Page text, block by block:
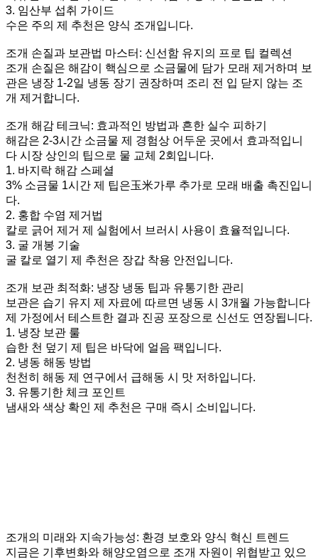
3. 임산부 섭취 가이드
수은 주의 제 추천은 양식 조개입니다.
조개 손질과 보관법 마스터: 신선함 유지의 프로 팁 컬렉션
조개 손질은 해감이 핵심으로 소금물에 담가 모래 제거하며 보
관은 냉장 1-2일 냉동 장기 권장하며 조리 전 입 닫지 않는 조
개 제거합니다.
조개 해감 테크닉: 효과적인 방법과 흔한 실수 피하기
해감은 2-3시간 소금물 제 경험상 어두운 곳에서 효과적입니
다 시장 상인의 팁으로 물 교체 2회입니다.
1. 바지락 해감 스페셜
3% 소금물 1시간 제 팁은玉米가루 추가로 모래 배출 촉진입니
다.
2. 홍합 수염 제거법
칼로 긁어 제거 제 실험에서 브러시 사용이 효율적입니다.
3. 굴 개봉 기술
굴 칼로 열기 제 추천은 장갑 착용 안전입니다.
조개 보관 최적화: 냉장 냉동 팁과 유통기한 관리
보관은 습기 유지 제 자료에 따르면 냉동 시 3개월 가능합니다
제 가정에서 테스트한 결과 진공 포장으로 신선도 연장됩니다.
1. 냉장 보관 룰
습한 천 덮기 제 팁은 바닥에 얼음 팩입니다.
2. 냉동 해동 방법
천천히 해동 제 연구에서 급해동 시 맛 저하입니다.
3. 유통기한 체크 포인트
냄새와 색상 확인 제 추천은 구매 즉시 소비입니다.
조개의 미래와 지속가능성: 환경 보호와 양식 혁신 트렌드
지금은 기후변화와 해양오염으로 조개 자원이 위협받고 있으